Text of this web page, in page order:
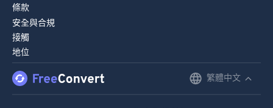
條款
安全與合規
接觸
地位
繁體中文